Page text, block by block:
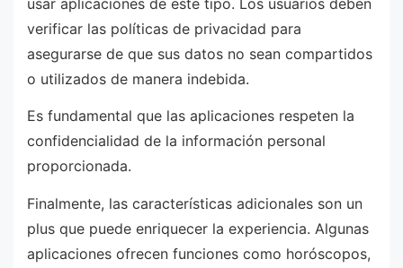
verificar las políticas de privacidad para
asegurarse de que sus datos no sean compartidos
o utilizados de manera indebida.
Es fundamental que las aplicaciones respeten la
confidencialidad de la información personal
proporcionada.
Finalmente, las características adicionales son un
plus que puede enriquecer la experiencia. Algunas
aplicaciones ofrecen funciones como horóscopos,